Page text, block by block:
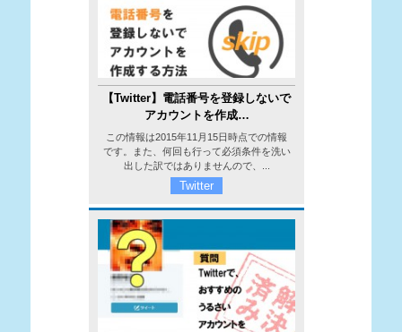
【Twitter】電話番号を登録しないで
アカウントを作成…
この情報は2015年11月15日時点での情報
です。また、何回も行って必須条件を洗い
出した訳ではありませんので、...
Twitter